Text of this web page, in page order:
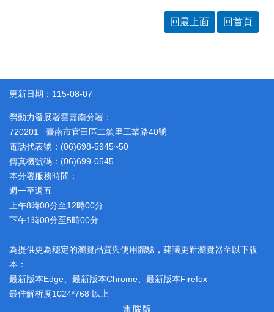
回最上面 回首頁
更新日期：115-08-07
勞動力發展署雲嘉南分署：
720201 臺南市官田區二鎮里工業路40號
電話代表號：(06)698-5945~50
傳真機號碼：(06)699-0545
本分署服務時間：
週一至週五
上午8時00分至12時00分
下午1時00分至5時00分
為提供更為穩定的瀏覽品質與使用體驗，建議更新瀏覽器至以下版
本：
最新版本Edge、最新版本Chrome、最新版本Firefox
最佳解析度1024*768 以上
電腦版